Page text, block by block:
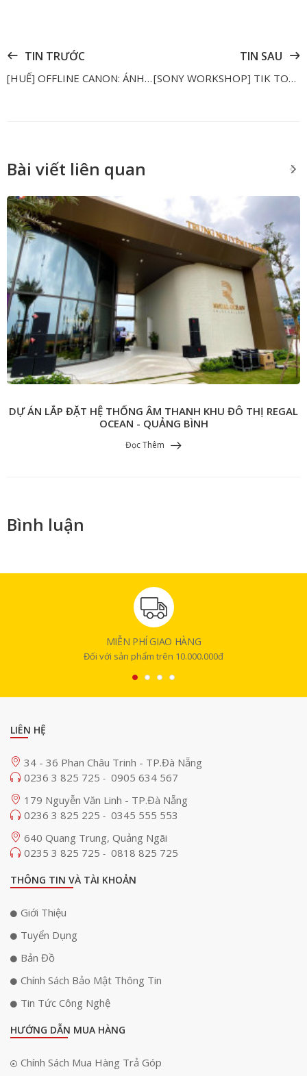
TIN TRƯỚC
[HUẾ] OFFLINE CANON: ÁNH SÁNG KINH ĐÔ VỚI NAG DOÃN QUANG
TIN SAU
[SONY WORKSHOP] TIK TOK TRIỆU VIEW LIỆU CÓ DỄ?
Bài viết liên quan
​​​​​​​DỰ ÁN LẮP ĐẶT HỆ THỐNG ÂM THANH KHU ĐÔ THỊ REGAL
OCEAN - QUẢNG BÌNH
Đọc Thêm
Bình luận
MIỄN PHÍ GIAO HÀNG
Đối với sản phẩm trên 10.000.000đ
LIÊN HỆ
34 - 36 Phan Châu Trinh - TP.Đà Nẵng
0236 3 825 725 - 0905 634 567
179 Nguyễn Văn Linh - TP.Đà Nẵng
0236 3 825 225 - 0345 555 553
640 Quang Trung, Quảng Ngãi
0235 3 825 725 - 0818 825 725
THÔNG TIN VÀ TÀI KHOẢN
Giới Thiệu
Tuyển Dụng
Bản Đồ
Chính Sách Bảo Mật Thông Tin
Tin Tức Công Nghệ
HƯỚNG DẪN MUA HÀNG
Chính Sách Mua Hàng Trả Góp